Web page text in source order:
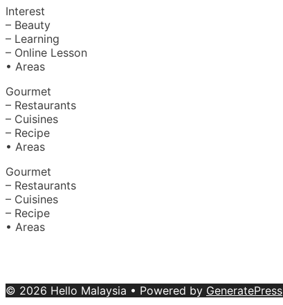
Interest
– Beauty
– Learning
– Online Lesson
• Areas
Gourmet
– Restaurants
– Cuisines
– Recipe
• Areas
Gourmet
– Restaurants
– Cuisines
– Recipe
• Areas
© 2026 Hello Malaysia • Powered by GeneratePress